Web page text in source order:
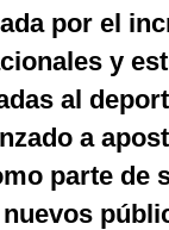
por el
y
al
a
parte de